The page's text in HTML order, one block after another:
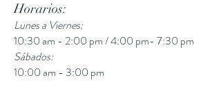
Horarios:
Lunes a Viernes:
10:30 am - 2:00 pm / 4:00 pm- 7:30 pm
Sábados:
10:00 am - 3:00 pm